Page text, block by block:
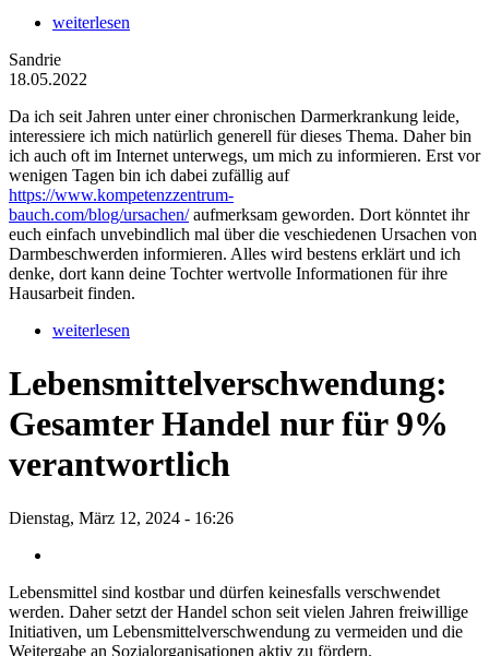
weiterlesen
Sandrie
18.05.2022
Da ich seit Jahren unter einer chronischen Darmerkrankung leide,
interessiere ich mich natürlich generell für dieses Thema. Daher bin
ich auch oft im Internet unterwegs, um mich zu informieren. Erst vor
wenigen Tagen bin ich dabei zufällig auf
https://www.kompetenzzentrum-
bauch.com/blog/ursachen/aufmerksam geworden. Dort könntet ihr
euch einfach unvebindlich mal über die veschiedenen Ursachen von
Darmbeschwerden informieren. Alles wird bestens erklärt und ich
denke, dort kann deine Tochter wertvolle Informationen für ihre
Hausarbeit finden.
weiterlesen
Lebensmittelverschwendung:
Gesamter Handel nur für 9%
verantwortlich
Dienstag, März 12, 2024 - 16:26
Lebensmittel sind kostbar und dürfen keinesfalls verschwendet
werden. Daher setzt der Handel schon seit vielen Jahren freiwillige
Initiativen, um Lebensmittelverschwendung zu vermeiden und die
Weitergabe an Sozialorganisationen aktiv zu fördern.